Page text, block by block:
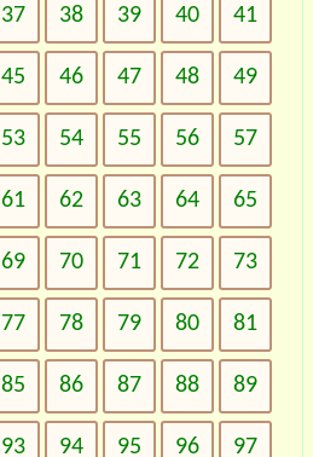
37 38 39 40 41
45 46 47 48 49
53 54 55 56 57
61 62 63 64 65
69 70 71 72 73
77 78 79 80 81
85 86 87 88 89
93 94 95 96 97